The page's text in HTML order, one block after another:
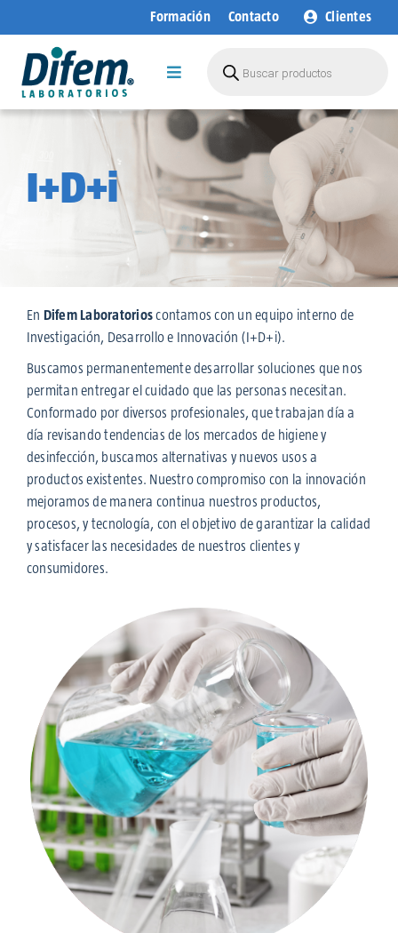
al
contenido
Formación Contacto Clientes
Toggle
Empresa
Áreas de Negocio
Productos
Blog
productos
I+D+i
En Difem Laboratorioscontamos con un equipo interno de
Investigación, Desarrollo e Innovación (I+D+i).
Buscamos permanentemente desarrollar soluciones que nos
permitan entregar el cuidado que las personas necesitan.
Conformado por diversos profesionales, que trabajan día a
día revisando tendencias de los mercados de higiene y
desinfección, buscamos alternativas y nuevos usos a
productos existentes. Nuestro compromiso con la innovación
mejoramos de manera continua nuestros productos,
procesos, y tecnología, con el objetivo de garantizar la calidad
y satisfacer las necesidades de nuestros clientes y
consumidores.